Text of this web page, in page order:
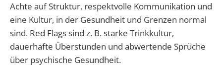
Achte auf Struktur, respektvolle Kommunikation und
eine Kultur, in der Gesundheit und Grenzen normal
sind. Red Flags sind z. B. starke Trinkkultur,
dauerhafte Überstunden und abwertende Sprüche
über psychische Gesundheit.